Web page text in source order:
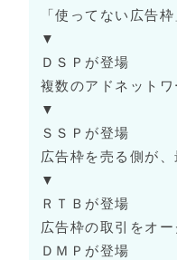
「使ってない広告
▼
ＤＳＰが登場
複数のアドネット
▼
ＳＳＰが登場
広告枠を売る側が
▼
ＲＴＢが登場
広告枠の取引をオ
ＤＭＰが登場